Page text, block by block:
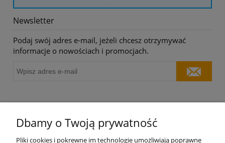
Newsletter
Podaj swój adres e-mail, jeżeli chcesz otrzymywać
informacje o nowościach i promocjach.
Moje konto
Dbamy o Twoją prywatność
Pliki cookies i pokrewne im technologie umożliwiają poprawne